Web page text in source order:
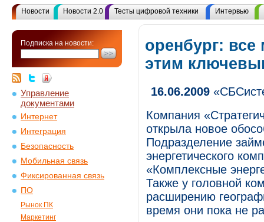
Новости Новости 2.0 Тесты цифровой техники Интервью
Подписка на новости:
Управление
документами
Интернет
Интеграция
Безопасность
Мобильная связь
Фиксированная связь
ПО
Рынок ПК
Маркетинг
оренбург:
этим
16.06.2009
Компания
открыла новое
Подразделение
энергетического
«Комплексные
Также у головной
расширению
время они пока не